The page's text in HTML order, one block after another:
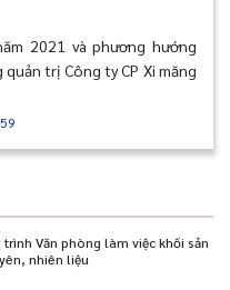
2021 và phương hướng
trị Công ty CP Xi măng
Văn phòng làm việc khối sản
nhiên liệu